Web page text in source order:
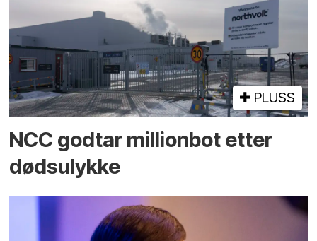
PLUSS
NCC godtar millionbot etter
dødsulykke